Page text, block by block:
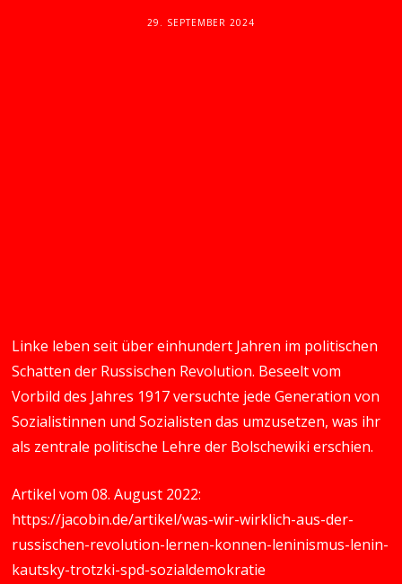
29. SEPTEMBER 2024
Linke leben seit über einhundert Jahren im politischen
Schatten der Russischen Revolution. Beseelt vom
Vorbild des Jahres 1917 versuchte jede Generation von
Sozialistinnen und Sozialisten das umzusetzen, was ihr
als zentrale politische Lehre der Bolschewiki erschien.
Artikel vom 08. August 2022:
https://jacobin.de/artikel/was-wir-wirklich-aus-der-
russischen-revolution-lernen-konnen-leninismus-lenin-
kautsky-trotzki-spd-sozialdemokratie